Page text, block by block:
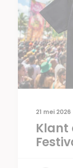
21 mei 2026
Klant